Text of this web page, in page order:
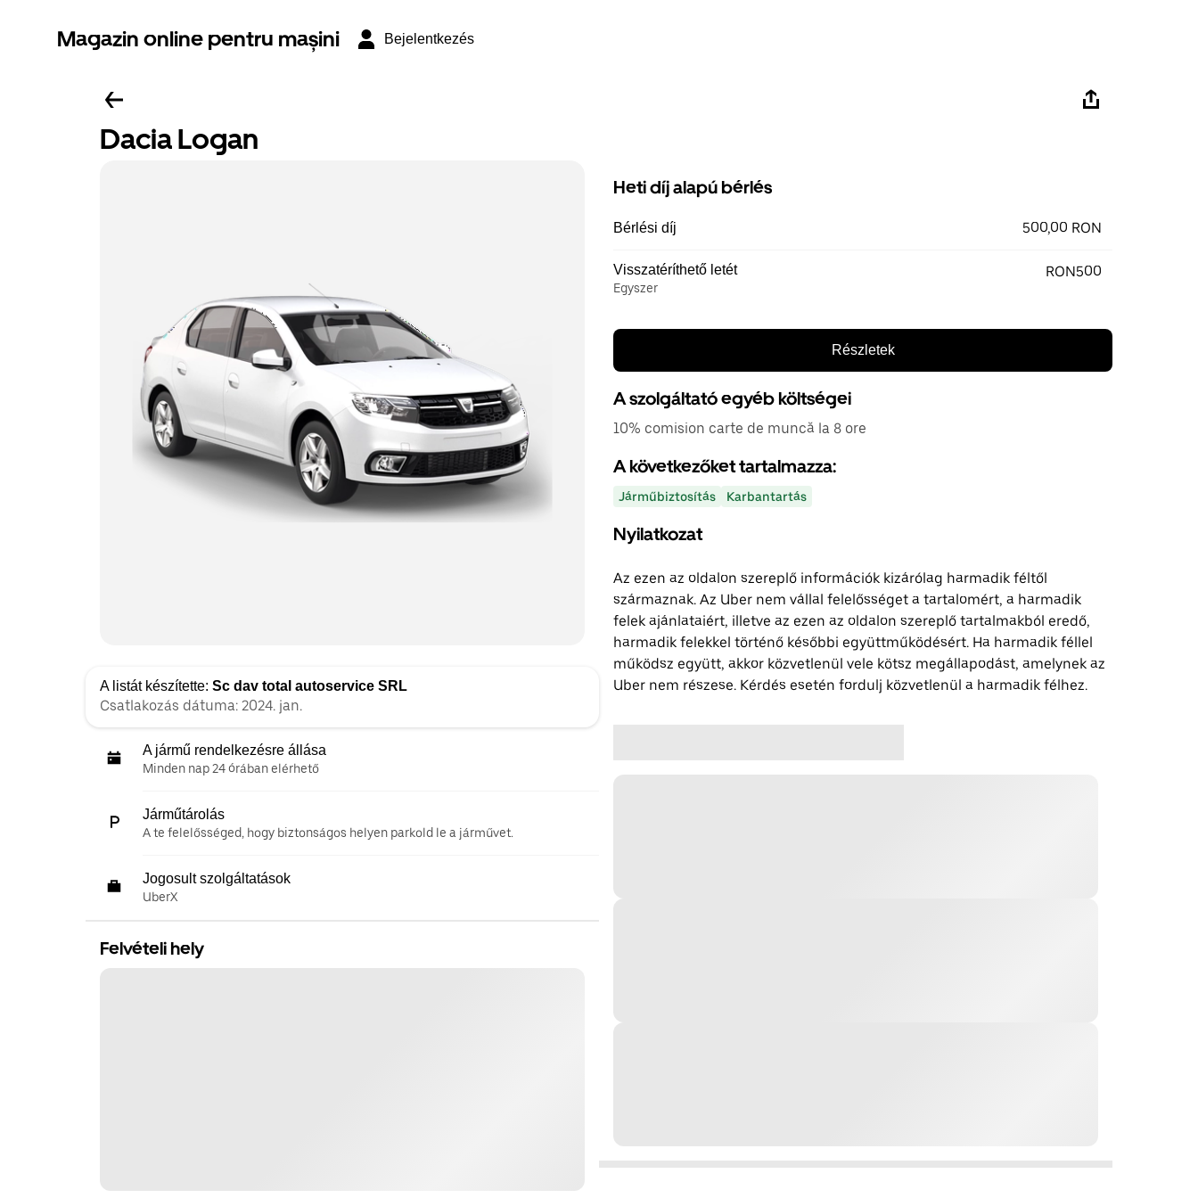
Magazin online pentru mașini Bejelentkezés
Dacia Logan
A listát készítette: Sc dav total autoservice SRL
Csatlakozás dátuma: 2024. jan.
A jármű rendelkezésre állása
Minden nap 24 órában elérhető
Járműtárolás
A te felelősséged, hogy biztonságos helyen parkold le a járművet.
Jogosult szolgáltatások
UberX
Felvételi hely
Heti díj alapú bérlés
Bérlési díj 500,00 RON
Visszatéríthető letét
Egyszer
RON500
Részletek
A szolgáltató egyéb költségei
10% comision carte de muncă la 8 ore
A következőket tartalmazza:
Járműbiztosítás Karbantartás
Nyilatkozat
Az ezen az oldalon szereplő információk kizárólag harmadik féltől
származnak. Az Uber nem vállal felelősséget a tartalomért, a harmadik
felek ajánlataiért, illetve az ezen az oldalon szereplő tartalmakból eredő,
harmadik felekkel történő későbbi együttműködésért. Ha harmadik féllel
működsz együtt, akkor közvetlenül vele kötsz megállapodást, amelynek az
Uber nem részese. Kérdés esetén fordulj közvetlenül a harmadik félhez.